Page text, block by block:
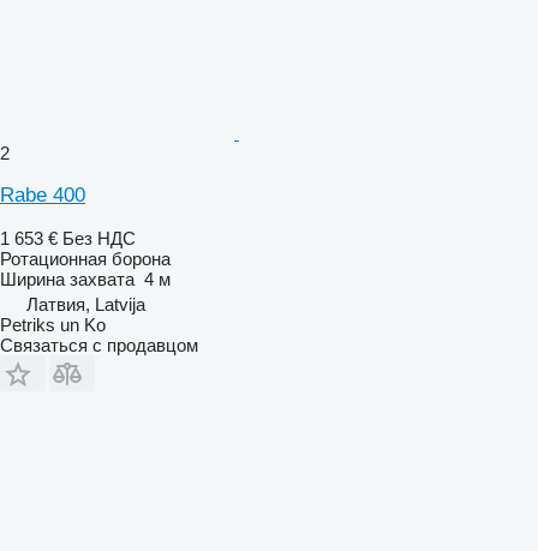
2
Rabe 400
1 653 € Без НДС
Ротационная борона
Ширина захвата 4 м
Латвия, Latvija
Petriks un Ko
Связаться с продавцом